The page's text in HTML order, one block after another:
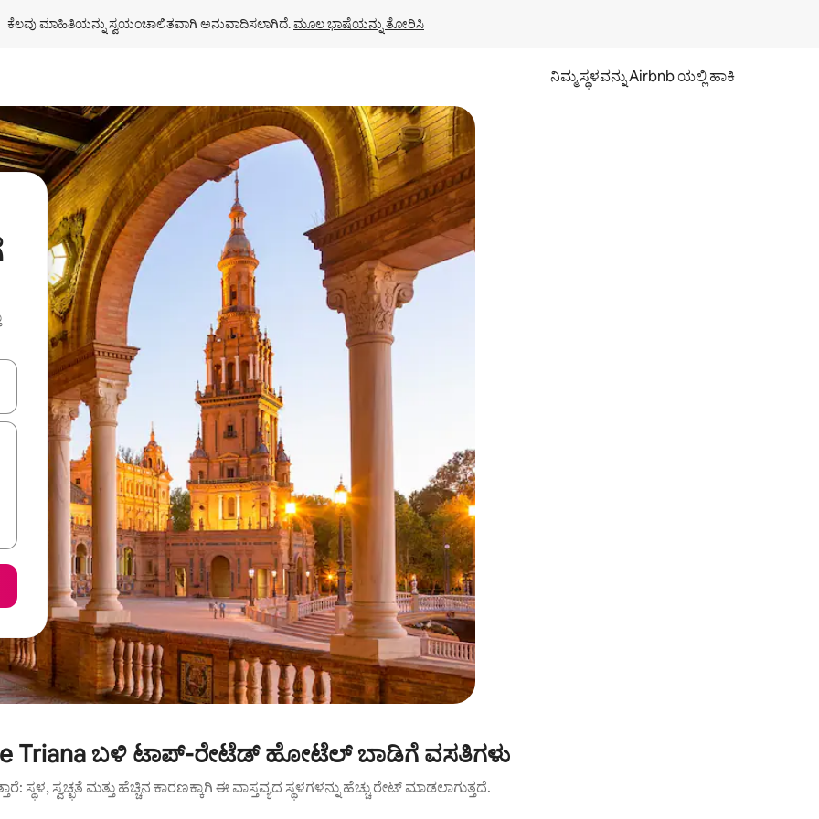
ಕೆಲವು ಮಾಹಿತಿಯನ್ನು ಸ್ವಯಂಚಾಲಿತವಾಗಿ ಅನುವಾದಿಸಲಾಗಿದೆ. ಮೂಲ ಭಾಷೆಯನ್ನು ತೋರಿಸಿ
ನಿಮ್ಮ ಸ್ಥಳವನ್ನು Airbnb ಯಲ್ಲಿ ಹಾಕಿ
ನ್ಯಾವಿಗೇಟ್ ಮಾಡಿ ಅಥವಾ ಸ್ಪರ್ಶ ಅಥವಾ ಸ್ವೈಪ್ ಗೆಸ್ಚರ್‌ಗಳ ಮೂಲಕ ಅನ್ವೇಷಿಸಿ.
Triana ಬಳಿ ಟಾಪ್-ರೇಟೆಡ್ ಹೋಟೆಲ್ ಬಾಡಿಗೆ ವಸತಿಗಳು
ಸ್ಥಳ, ಸ್ವಚ್ಛತೆ ಮತ್ತು ಹೆಚ್ಚಿನ ಕಾರಣಕ್ಕಾಗಿ ಈ ವಾಸ್ತವ್ಯದ ಸ್ಥಳಗಳನ್ನು ಹೆಚ್ಚು ರೇಟ್ ಮಾಡಲಾಗುತ್ತದೆ.